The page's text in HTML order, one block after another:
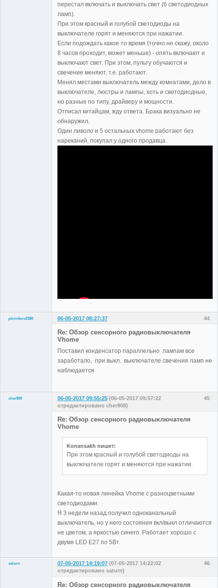
перестал включать и выключать свет (6 светодиодных
ламп).
При этом красный и голубой светодиоды на
выключателе горят и меняются при нажатии.
Если подождать какое то время (точно не скажу, около
8 часов проходит, может меньше) - опять включают и
выключают свет. При этом, пульту обучаются и
свечение меняют, т.е. работают.
Менял местами выключатель между комнатами, дело в
выключателе, люстры и лампы, хоть и светодиодные,
но разные по типу, драйверу и мощности.
Отписал китайцам, жду ответа. Брака визуально не
обнаружил.
Один ливоло и 5 остальных vhome работают без
нареканий, покупал у одного продавца.
44
plotnikov2388
06-05-2017 08:27:37
Re: Обзор сенсорного радиовыключателя
Vhome
Поставил конденсатор параллельно лампам все
заработало, при выкл. выключателе свечения ламп не
наблюдается
45
cher908 06-05-2017 09:55:25 (06-05-2017 09:57:22
отредактировано cher908)
Re: Обзор сенсорного радиовыключателя
Vhome
Konansakh пишет:
При этом красный и голубой светодиоды на
выключателе горят и меняются при нажатии.
Какая-то новая линейка Vhome с разноцветными
светодиодами.
Я 3 недели назад получил одноканальный
выключатель, но у него состояния вкл/выкл отличаются
не цветом, а яркостью синего. Работает хорошо с
двумя LED E27 по 5Вт.
46
saturn 07-05-2017 14:19:07 (07-05-2017 14:22:02
отредактировано saturn)
Re: Обзор сенсорного радиовыключателя